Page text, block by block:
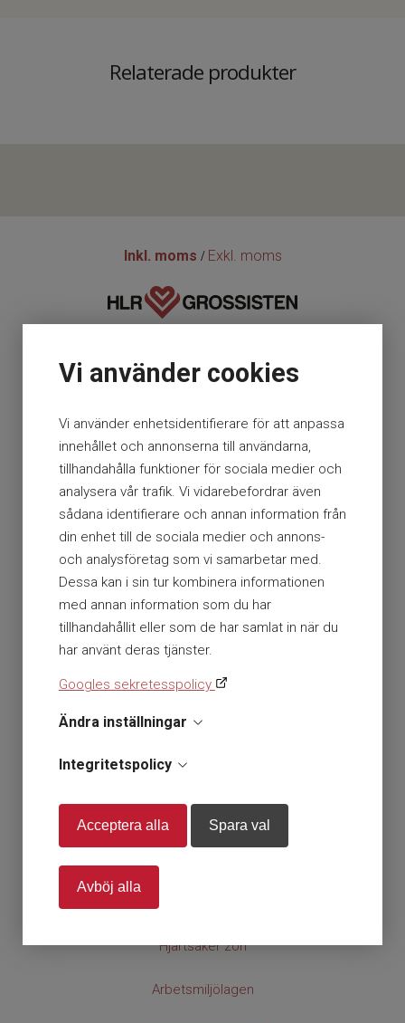
Vi använder cookies
Vi använder enhetsidentifierare för att anpassa
innehållet och annonserna till användarna,
tillhandahålla funktioner för sociala medier och
analysera vår trafik. Vi vidarebefordrar även
sådana identifierare och annan information från
din enhet till de sociala medier och annons-
och analysföretag som vi samarbetar med.
Dessa kan i sin tur kombinera informationen
med annan information som du har
tillhandahållit eller som de har samlat in när du
har använt deras tjänster.
Googles sekretesspolicy
Ändra inställningar
Integritetspolicy
Acceptera alla Spara val
Avböj alla
Relaterade produkter
Inkl. moms / Exkl. moms
En del av Presto AB
Org nr. 556112-0584
Storsätragränd 26 127 39 Skärholmen
+46 (0)10 179 38 80
info@hlrgrossisten.se
Ⓒ Presto AB / HLR-Grossisten 2026
All rights reserved.
» Om cookies
|HLR GROSSISTEN
Startsida
Om HLR Grossisten
Hjärtsäker zon
Arbetsmiljölagen